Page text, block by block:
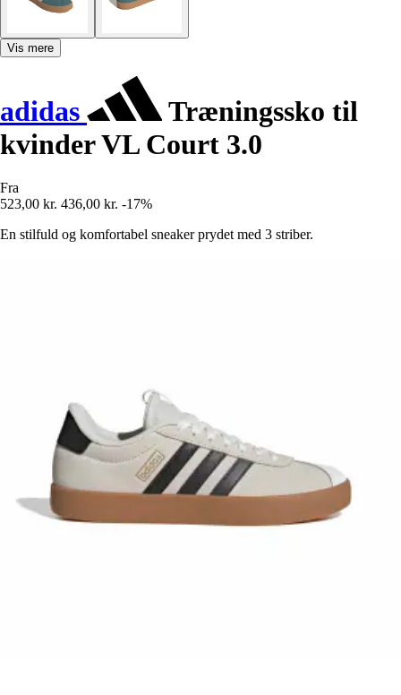
Vis mere
adidas
Træningssko til
kvinder VL Court 3.0
Fra
523,00 kr. 436,00 kr. -17%
En stilfuld og komfortabel sneaker prydet med 3 striber.